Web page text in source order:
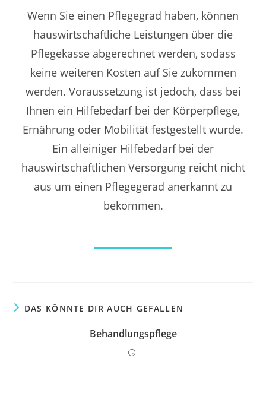
Wenn Sie einen Pflegegrad haben, können
hauswirtschaftliche Leistungen über die
Pflegekasse abgerechnet werden, sodass
keine weiteren Kosten auf Sie zukommen
werden. Voraussetzung ist jedoch, dass bei
Ihnen ein Hilfebedarf bei der Körperpflege,
Ernährung oder Mobilität festgestellt wurde.
Ein alleiniger Hilfebedarf bei der
hauswirtschaftlichen Versorgung reicht nicht
aus um einen Pflegegerad anerkannt zu
bekommen.
DAS KÖNNTE DIR AUCH GEFALLEN
Behandlungspflege